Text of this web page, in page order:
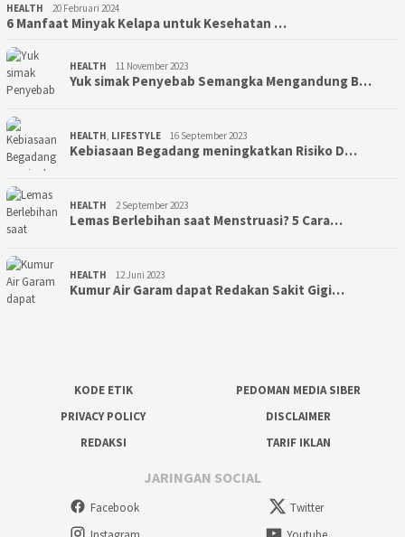
HEALTH 20 Februari 2024
6 Manfaat Minyak Kelapa untuk Kesehatan …
HEALTH 11 November 2023
Yuk simak Penyebab Semangka Mengandung B…
HEALTH LIFESTYLE 16 September 2023
Kebiasaan Begadang meningkatkan Risiko D…
HEALTH 2 September 2023
Lemas Berlebihan saat Menstruasi? 5 Cara…
HEALTH 12 Juni 2023
Kumur Air Garam dapat Redakan Sakit Gigi…
KODE ETIK
PEDOMAN MEDIA SIBER
PRIVACY POLICY
DISCLAIMER
REDAKSI
TARIF IKLAN
JARINGAN SOCIAL
Facebook
Twitter